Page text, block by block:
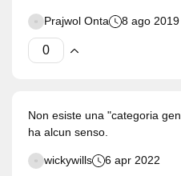
Prajwol Onta 8 ago 2019
Non esiste una "categoria
ha alcun senso.
wickywills 6 apr 2022